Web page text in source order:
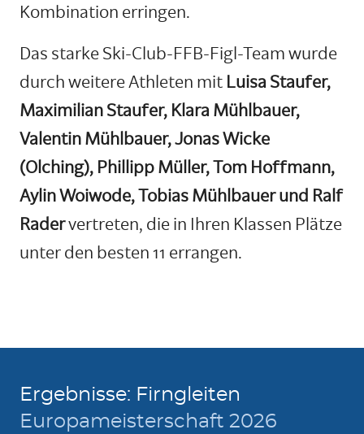
Kombination erringen.
Das starke Ski-Club-FFB-Figl-Team wurde
durch weitere Athleten mit Luisa Staufer,
Maximilian Staufer, Klara Mühlbauer,
Valentin Mühlbauer, Jonas Wicke
(Olching), Phillipp Müller, Tom Hoffmann,
Aylin Woiwode, Tobias Mühlbauer und Ralf
Radervertreten, die in Ihren Klassen Plätze
unter den besten 11 errangen.
Ergebnisse: Firngleiten
Europameisterschaft 2026